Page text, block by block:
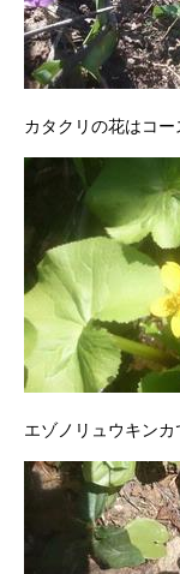
カタクリの花はコー
エゾノリュウキンカ